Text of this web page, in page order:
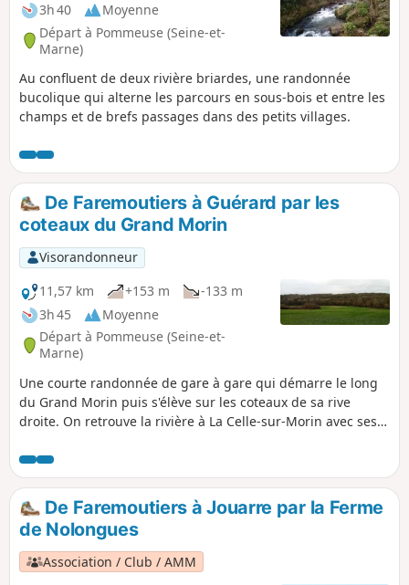
3h 40
Moyenne
Départ à Pommeuse (Seine-et-
Marne)
Au confluent de deux rivière briardes, une randonnée
bucolique qui alterne les parcours en sous-bois et entre les
champs et de brefs passages dans des petits villages.
De Faremoutiers à Guérard par les
coteaux du Grand Morin
Visorandonneur
11,57 km
+153 m
-133 m
3h 45
Moyenne
Départ à Pommeuse (Seine-et-
Marne)
Une courte randonnée de gare à gare qui démarre le long
du Grand Morin puis s'élève sur les coteaux de sa rive
droite. On retrouve la rivière à La Celle-sur-Morin avec ses
s'achève en rive gauche, principalement entre les champs.
De Faremoutiers à Jouarre par la Ferme
de Nolongues
Association / Club / AMM